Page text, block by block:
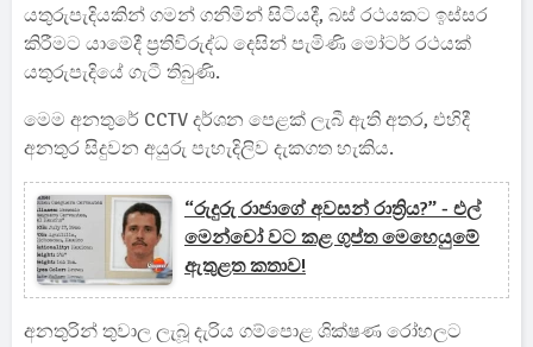
යතුරුපැදියකින් ගමන් ගනිමින් සිටියදී, බස් රථයකට ඉස්සර
කිරීමට යාමේදී ප්‍රතිවිරුද්ධ දෙසින් පැමිණි මෝටර් රථයක්
යතුරුපැදියේ ගැටී තිබුණි.
මෙම අනතුරේ CCTV දර්ශන පෙළක් ලැබී ඇති අතර, එහිදී
අනතුර සිදුවන අයුරු පැහැදිලිව දැකගත හැකිය.
“රුදුරු රාජාගේ අවසන් රාත්‍රිය?” - එල්
මෙන්චෝ වට කළ ගුප්ත මෙහෙයුමේ
ඇතුළත කතාව!
අනතුරින් තුවාල ලැබූ දැරිය ගම්පොළ ශික්ෂණ රෝහලට